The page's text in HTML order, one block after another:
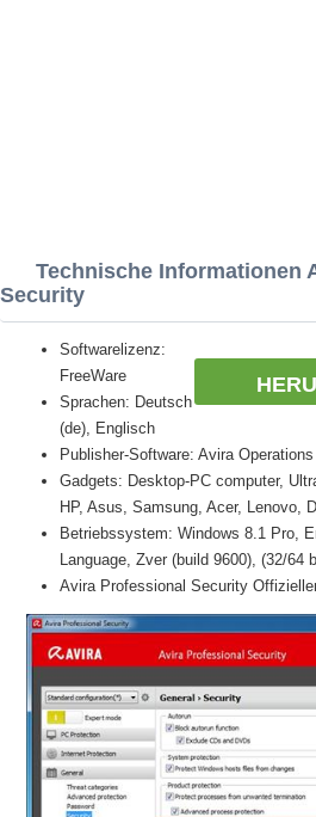
Technische Informationen
Security
Softwarelizenz:
FreeWare
Sprachen: Deutsch
(de), Englisch
Publisher-Software: Avira
Gadgets: Desktop-PC computer,
HP, Asus, Samsung, Acer, Lenovo,
Betriebssystem: Windows 8.1 Pro,
Language, Zver (build 9600), (32/64
Avira Professional Security